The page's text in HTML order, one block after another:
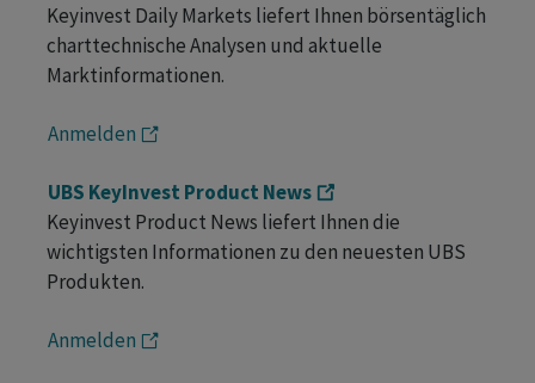
Keyinvest Daily Markets liefert Ihnen börsentäglich
charttechnische Analysen und aktuelle
Marktinformationen.
Anmelden
UBS KeyInvest Product News
Keyinvest Product News liefert Ihnen die
wichtigsten Informationen zu den neuesten UBS
Produkten.
Anmelden